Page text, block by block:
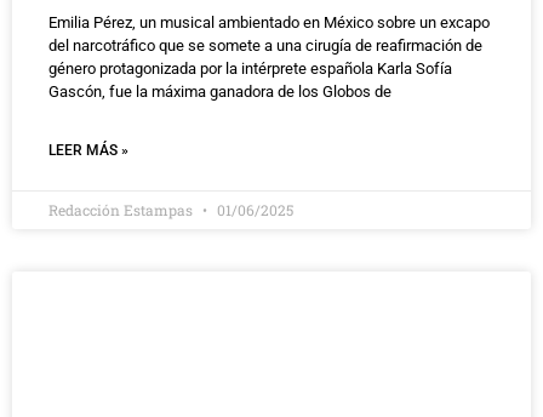
Emilia Pérez, un musical ambientado en México sobre un excapo
del narcotráfico que se somete a una cirugía de reafirmación de
género protagonizada por la intérprete española Karla Sofía
Gascón, fue la máxima ganadora de los Globos de
LEER MÁS »
Redacción Estampas 01/06/2025